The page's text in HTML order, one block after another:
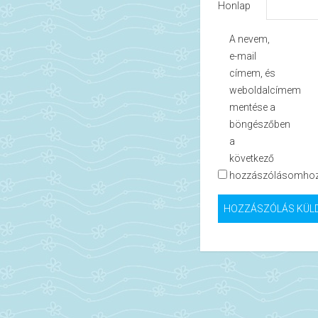
Honlap
A nevem,
e-mail
címem, és
weboldalcímem
mentése a
böngészőben
a
következő